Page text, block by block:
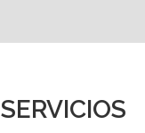
SERVICIOS